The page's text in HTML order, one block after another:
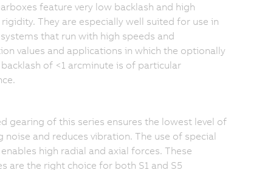
feature very low backlash and high
They are especially well suited for use in
that run with high speeds and
values and applications in which the optionally
of <1 arcminute is of particular
gearing of this series ensures the lowest level of
noise and reduces vibration. The use of special
high radial and axial forces. These
are the right choice for both S1 and S5